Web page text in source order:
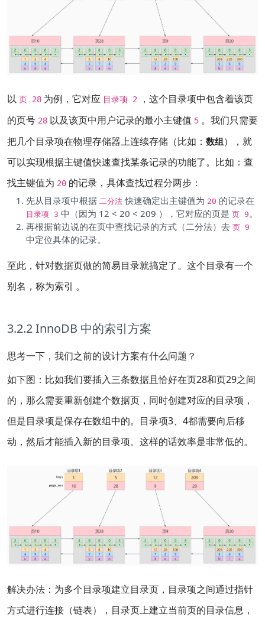
以 页 28 为例，它对应 目录项 2
，这个目录项中包含着该页
的页号 28 以及该页中用户记录的最小主键值 5 。我们只需要
把几个目录项在物理存储器上连续存储（比如： 数组），就
可以实现根据主键值快速查找某条记录的功能了。比如：查
找主键值为 20 的记录，具体查找过程分两步：
先从目录项中根据 二分法 快速确定出主键值为 20 的记录在
目录项 3 中（因为 12 < 20 < 209 ），它对应的页是 页 9。
再根据前边说的在页中查找记录的方式（二分法）去 页 9
中定位具体的记录。
至此，针对数据页做的简易目录就搞定了。这个目录有一个
别名，称为索引 。
3.2.2 InnoDB 中的索引方案
思考一下，我们之前的设计方案有什么问题？
如下图：比如我们要插入三条数据且恰好在页28和页29之间
的，那么需要重新创建个数据页，同时创建对应的目录项，
但是目录项是保存在数组中的。目录项3、4都需要向后移
动，然后才能插入新的目录项。这样的话效率是非常低的。
解决办法：为多个目录项建立目录页，目录项之间通过指针
方式进行连接（链表），目录页上建立当前页的目录信息，